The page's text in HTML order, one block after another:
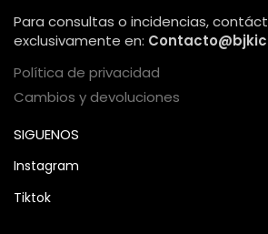
Para consultas o incidencias,
exclusivamente en:
Política de privacidad
Cambios y devoluciones
SIGUENOS
Instagram
Tiktok